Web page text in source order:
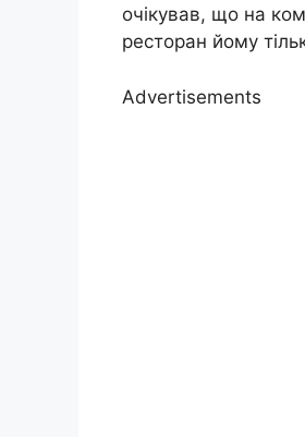
очікував, що на
ресторан йому
Advertisements